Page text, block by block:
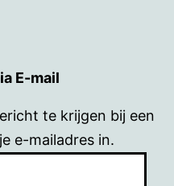
E-mail
te krijgen bij een
e-mailadres in.